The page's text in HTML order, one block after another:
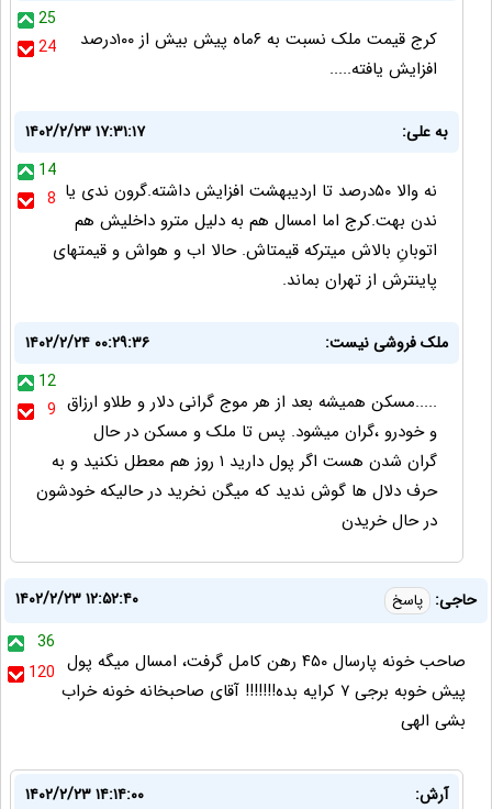
25
24
کرج قیمت ملک نسبت به ۶ماه پیش بیش از ۱۰۰درصد
افزایش یافته.....
به علی:
۱۴۰۲/۲/۲۳ ۱۷:۳۱:۱۷
14
8 نه والا ۵۰درصد تا اردیبهشت افزایش داشته.گرون ندی یا
ندن بهت.کرج اما امسال هم به دلیل مترو داخلیش هم
اتوبانِ بالاش میترکه قیمتاش. حالا اب و هواش و قیمتهای
پاینترش از تهران بماند.
ملک فروشی نیست:
۱۴۰۲/۲/۲۴ ۰۰:۲۹:۳۶
12
9 .....مسکن همیشه بعد از هر موج گرانی دلار و طلاو ارزاق
و خودرو ،گران میشود. پس تا ملک و مسکن در حال
گران شدن هست اگر پول دارید ۱ روز هم معطل نکنید و به
حرف دلال ها گوش ندید که میگن نخرید در حالیکه خودشون
در حال خریدن
حاجی: پاسخ
۱۴۰۲/۲/۲۳ ۱۲:۵۲:۴۰
36
120 صاحب خونه پارسال ۴۵۰ رهن کامل گرفت، امسال میگه پول
پیش خوبه برجی ۷ کرایه بده!!!!!!! آقای صاحبخانه خونه خراب
بشی الهی
آرش:
۱۴۰۲/۲/۲۳ ۱۴:۱۴:۰۰